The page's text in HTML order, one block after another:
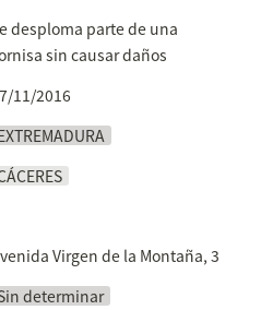
desploma parte de una
sin causar daños
11/2016
Virgen de la Montaña, 3
determinar